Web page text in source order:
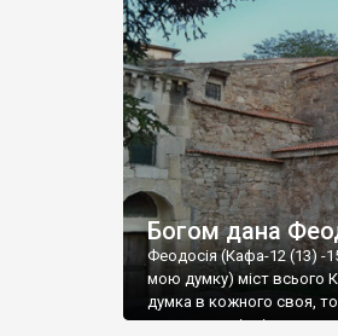
Богом дана
Феодосія (Кафа-12 (13) -
мою думку) міст всього
думка в кожного своя,
запрошую відвідати це